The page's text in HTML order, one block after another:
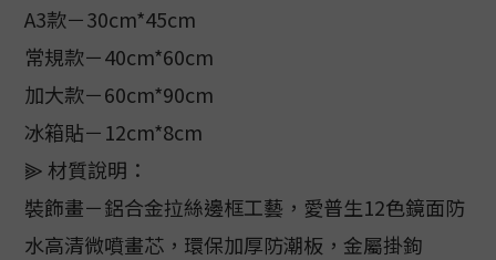
A3款－30cm*45cm
常規款－40cm*60cm
加大款－60cm*90cm
冰箱貼－12cm*8cm
⫸ 材質說明：
裝飾畫－鋁合金拉絲邊框工藝，愛普生12色鏡面防
水高清微噴畫芯，環保加厚防潮板，金屬掛鉤